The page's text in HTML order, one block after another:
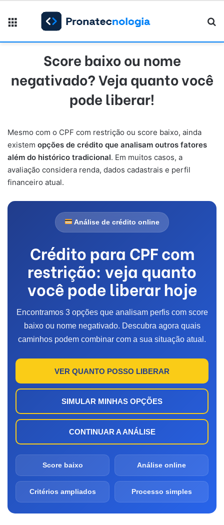
Score baixo ou nome
negativado? Veja quanto você
pode liberar!
Mesmo com o CPF com restrição ou score baixo, ainda
existem opções de crédito que analisam outros fatores
além do histórico tradicional. Em muitos casos, a
avaliação considera renda, dados cadastrais e perfil
financeiro atual.
Análise de crédito online
Crédito para CPF com
restrição: veja quanto
você pode liberar hoje
Encontramos 3 opções que analisam perfis com score
baixo ou nome negativado. Descubra agora quais
caminhos podem combinar com a sua situação atual.
VER QUANTO POSSO LIBERAR
SIMULAR MINHAS OPÇÕES
CONTINUAR A ANÁLISE
Score baixo Análise online
Critérios ampliados Processo simples